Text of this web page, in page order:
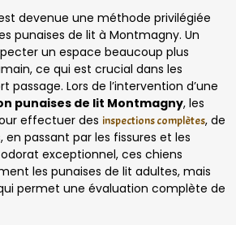
devenue une méthode privilégiée
punaises de lit à Montmagny. Un
un espace beaucoup plus
ce qui est crucial dans les
Lors de l’intervention d’une
punaises de lit Montmagny, les
effectuer des inspections complètes, de
en passant par les fissures et les
exceptionnel, ces chiens
les punaises de lit adultes, mais
permet une évaluation complète de